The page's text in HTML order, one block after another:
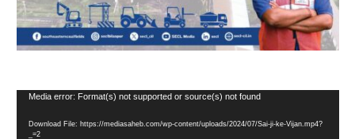
Video
Media error: Format(s) not supported or source(s) not found
Download File: https://mediasaheb.com/wp-content/uploads/2024/07/Sai-ji-ke-Vijan.mp4?
_=2